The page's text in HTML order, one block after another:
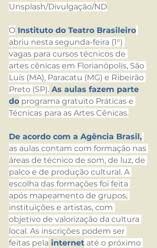
Unsplash/Divulgação/ND
O Instituto do Teatro Brasileiro
abriu nesta segunda-feira (1°)
vagas para cursos técnicos de
artes cênicas em Florianópolis, São
Luís (MA), Paracatu (MG) e Ribeirão
Preto (SP). As aulas fazem parte
do programa gratuito Práticas e
Técnicas para as Artes Cênicas.
De acordo com a Agência Brasil,
as aulas contam com formação nas
áreas de técnico de som, de luz, de
palco e de produção cultural. A
escolha das formações foi feita
após mapeamento de grupos,
instituições e artistas, com
objetivo de valorização da cultura
local. As inscrições podem ser
feitas pela internet até o próximo